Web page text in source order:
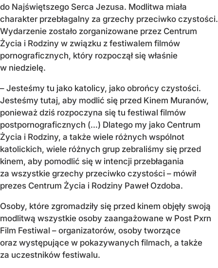
do Najświętszego Serca Jezusa. Modlitwa miała
charakter przebłagalny za grzechy przeciwko czystości.
Wydarzenie zostało zorganizowane przez Centrum
Życia i Rodziny w związku z festiwalem filmów
pornograficznych, który rozpoczął się właśnie
w niedzielę.
– Jesteśmy tu jako katolicy, jako obrońcy czystości.
Jesteśmy tutaj, aby modlić się przed Kinem Muranów,
ponieważ dziś rozpoczyna się tu festiwal filmów
postpornograficznych (…) Dlatego my jako Centrum
Życia i Rodziny, a także wiele różnych wspólnot
katolickich, wiele różnych grup zebraliśmy się przed
kinem, aby pomodlić się w intencji przebłagania
za wszystkie grzechy przeciwko czystości – mówił
prezes Centrum Życia i Rodziny Paweł Ozdoba.
Osoby, które zgromadziły się przed kinem objęły swoją
modlitwą wszystkie osoby zaangażowane w Post Pxrn
Film Festiwal – organizatorów, osoby tworzące
oraz występujące w pokazywanych filmach, a także
za uczestników festiwalu.